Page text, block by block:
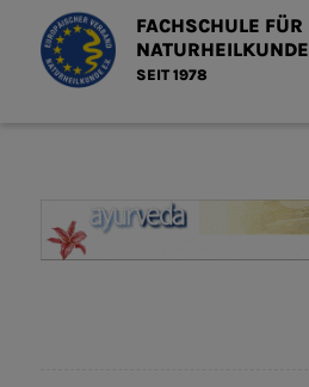
FACHSCHULE FÜR
NATURHEILKUNDE
SEIT 1978